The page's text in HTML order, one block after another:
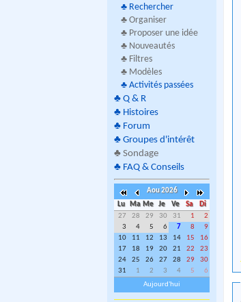
♣ Rechercher
♣ Organiser
♣ Proposer une idée
♣ Nouveautés
♣ Filtres
♣ Modèles
♣ Activités passées
♣ Q & R
♣ Histoires
♣ Forum
♣ Groupes d'intérêt
♣ Sondage
♣ FAQ & Conseils
Aou 2026
Lu
Ma Me Je Ve Sa
Di
27
28 29 30 31 1
2
3
4 5 6 7 8
9
10
11 12 13 14 15
16
17
18 19 20 21 22
23
24
25 26 27 28 29
30
31
1 2 3 4 5
6
Aujourd'hui